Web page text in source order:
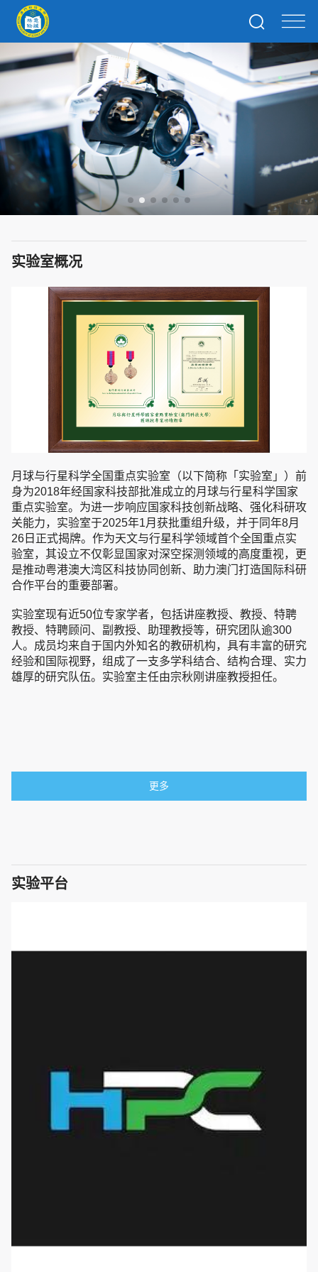
实验室概况
月球与行星科学全国重点实验室（以下简称「实验室」）前
身为2018年经国家科技部批准成立的月球与行星科学国家
重点实验室。为进一步响应国家科技创新战略、强化科研攻
关能力，实验室于2025年1月获批重组升级，并于同年8月
26日正式揭牌。作为天文与行星科学领域首个全国重点实
验室，其设立不仅彰显国家对深空探测领域的高度重视，更
是推动粤港澳大湾区科技协同创新、助力澳门打造国际科研
合作平台的重要部署。
实验室现有近50位专家学者，包括讲座教授、教授、特聘
教授、特聘顾问、副教授、助理教授等，研究团队逾300
人。成员均来自于国内外知名的教研机构，具有丰富的研究
经验和国际视野，组成了一支多学科结合、结构合理、实力
雄厚的研究队伍。实验室主任由宗秋刚讲座教授担任。
更多
实验平台